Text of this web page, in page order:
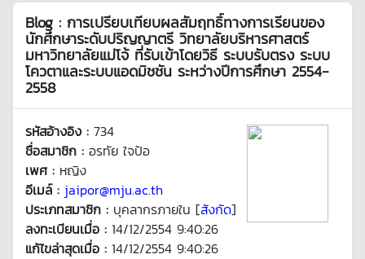
Blog : การเปรียบเทียบผลสัมฤทธิ์ทางการเรียนของ
นักศึกษาระดับปริญญาตรี วิทยาลัยบริหารศาสตร์
มหาวิทยาลัยแม่โจ้ ที่รับเข้าโดยวิธี ระบบรับตรง ระบบ
โควตาและระบบแอดมิชชัน ระหว่างปีการศึกษา 2554-
2558
รหัสอ้างอิง : 734
ชื่อสมาชิก : อรทัย ใจป้อ
เพศ : หญิง
อีเมล์ : jaipor@mju.ac.th
ประเภทสมาชิก : บุคลากรภายใน [สังกัด]
ลงทะเบียนเมื่อ : 14/12/2554 9:40:26
แก้ไขล่าสุดเมื่อ : 14/12/2554 9:40:26